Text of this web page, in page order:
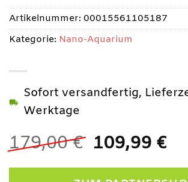
179,00€ 109,99 €
Sofort versandfertig,
Werktage
Artikelnummer: 00015561105187
Kategorie: Nano-Aquarium